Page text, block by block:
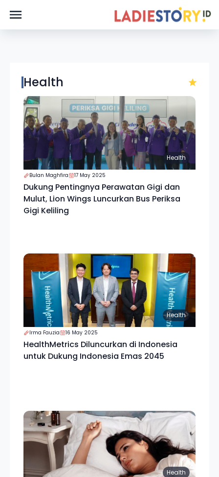
Health
Health
Bulan Maghfira 17 May 2025
Dukung Pentingnya Perawatan Gigi dan
Mulut, Lion Wings Luncurkan Bus Periksa
Gigi Keliling
Health
Irma Fauzia 16 May 2025
HealthMetrics Diluncurkan di Indonesia
untuk Dukung Indonesia Emas 2045
Health